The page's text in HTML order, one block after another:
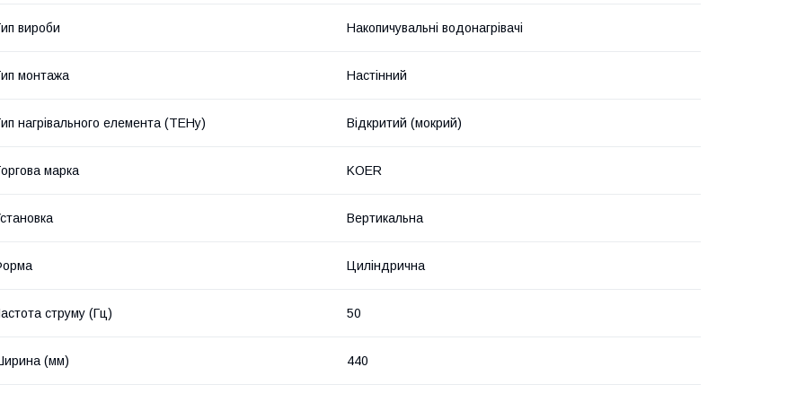
вироби Накопичувальні водонагрівачі
монтажа Настінний
нагрівального елемента (ТЕНу) Відкритий (мокрий)
марка KOER
Вертикальна
Циліндрична
струму (Гц) 50
(мм) 440